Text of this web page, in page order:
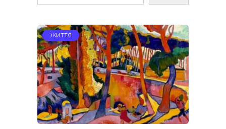
ЖИТТЯ